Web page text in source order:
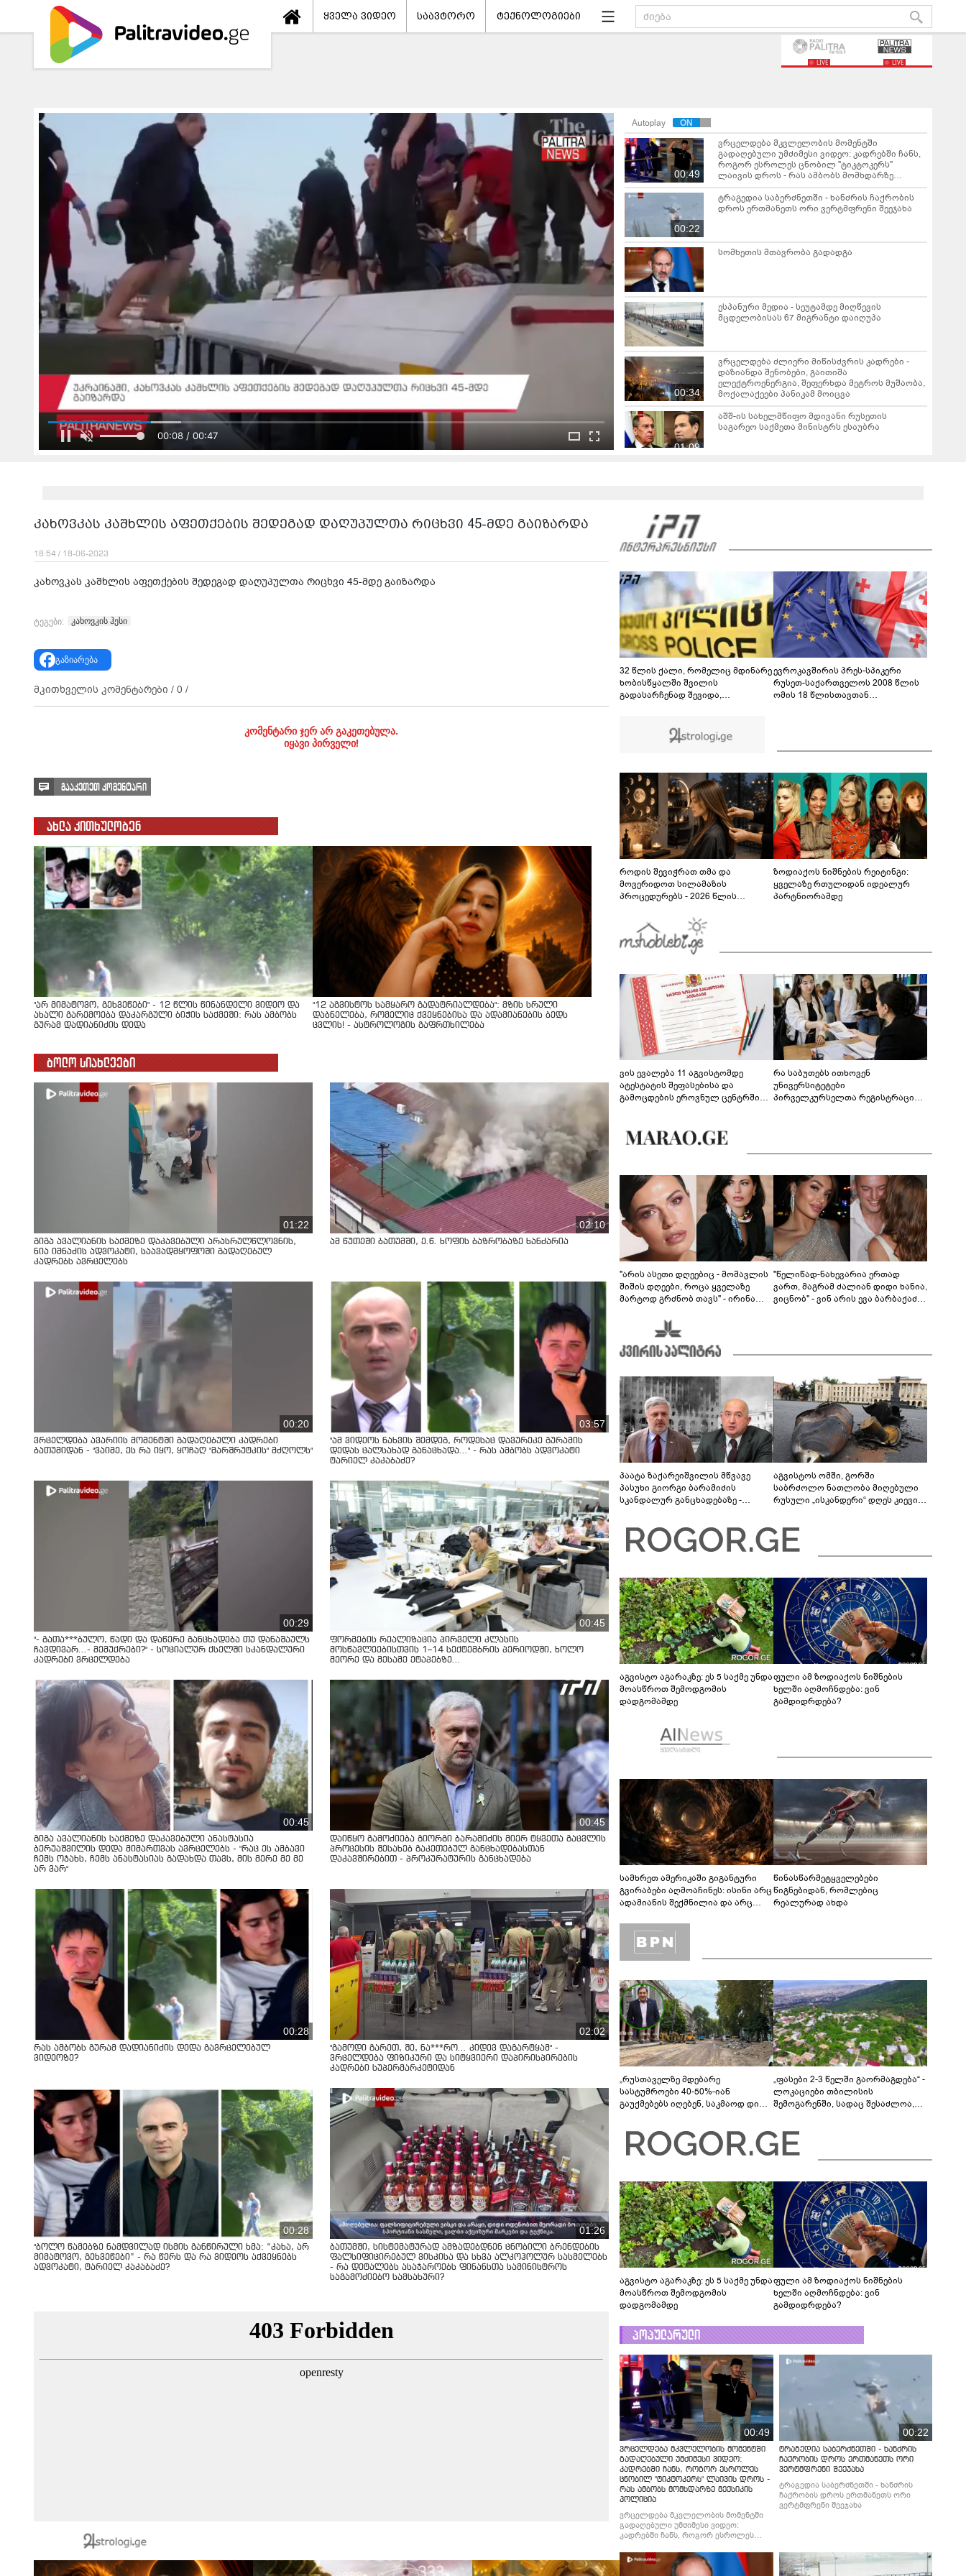
ყველა ვიდეო საავტორო ტექნოლოგიები
LIVE LIVE
00:08 / 00:47
Autoplay
00:49
ვრცელდება მკვლელობის მომენტში
გადაღებული უმძიმესი ვიდეო: კადრებში ჩანს,
როგორ ესროლეს ცნობილ "ტიკტოკერს"
ლაივის დროს - რას ამბობს მომხდარზე
მექსიკის პოლიცია
00:22
ტრაგედია საბერძნეთში - ხანძრის ჩაქრობის
დროს ერთმანეთს ორი ვერტმფრენი შეეჯახა
სომხეთის მთავრობა გადადგა
ესპანური მედია - სეუტამდე მიღწევის
მცდელობისას 67 მიგრანტი დაიღუპა
00:34
ვრცელდება ძლიერი მიწისძვრის კადრები -
დაზიანდა შენობები, გაითიშა
ელექტროენერგია, შეფერხდა მეტროს მუშაობა,
მოქალაქეები პანიკამ მოიცვა
01:09
აშშ-ის სახელმწიფო მდივანი რუსეთის
საგარეო საქმეთა მინისტრს ესაუბრა
00:41
მადრიდის ჩრდილოეთით მდებარე
გვადალახარას პროვინციაში გაჩენილმა
ხანძარმა 12000 ჰექტარი ფართობი მოიცვა
00:54
მალარიის შემთხვევები ევროპის ერთ-ერთ დიდ
აეროპორტში - რამდენად დიდია საფრთხე და
რას წერს მედია?
კახოვკას კაშხლის აფეთქების შედეგად დაღუპულთა რიცხვი 45-მდე გაიზარდა
18:54 / 18-06-2023
კახოვკას კაშხლის აფეთქების შედეგად დაღუპულთა რიცხვი 45-მდე გაიზარდა
ტეგები: კახოვკის ჰესი
გაზიარება
მკითხველის კომენტარები / 0 /
კომენტარი ჯერ არ გაკეთებულა.
იყავი პირველი!
გააკეთეთ კომენტარი
ახლა კითხულობენ
"არ მიმატოვო, გეხვეწები" - 12 წლის წინანდელი ვიდეო და
ახალი გარემოება დაკარგული ბიჭის საქმეში: რას ამბობს
გურამ დადიანიძის დედა
"12 აგვისტოს სამყარო გადატრიალდება": მზის სრული
დაბნელება, რომელიც ქვეყნებისა და ადამიანების ბედს
ცვლის! - ასტროლოგის გაფრთხილება
ბოლო სიახლეები
01:22
გიგა ავალიანის საქმეზე დაკავებული არასრულწლოვნის,
ნია იმნაძის ადვოკატი, საავადმყოფოში გადაღებულ
კადრებს ავრცელებს
02:10
ამ წუთეში ბათუმში, ე.წ. ხოფის ბაზრობაზე ხანძარია
00:20
ვრცელდება ავარიის მომენტში გადაღებული კადრები
ბათუმიდან - "ვაიმე, ეს რა იყო, ყოჩაღ "მარშრუტკის" მძღოლს"
03:57
"ამ ვიდეოს ნახვის შემდეგ, როდესაც დავურეკე გურამის
დედას ცალსახად განაცხადა..." - რას ამბობს ადვოკატი
ტარიელ კაკაბაძე?
00:29
"- გათა***ბულო, წადი და დაწერე განცხადება თუ დანაშაულს
ჩავდივარ...- მემუქრები?" - სოციალურ ქსელში სკანდალური
კადრები ვრცელდება
00:45
ფორმების რეალიზაცია პირველი კლასის
მოსწავლეებისთვის 1–14 სექტემბრის პერიოდში, ხოლო
მეორე და მესამე ეტაპებზე...
00:45
გიგა ავალიანის საქმეზე დაკავებული ანასტასია
ბერუაშვილის დედა მიმართვას ავრცელებს - "რაც ეს ამბავი
ჩემს ოჯახს, ჩემს ანასტასიას გადახდა თავს, მის მერე მე მე
არ ვარ"
00:45
დაიწყო გამოძიება გიორგი ბარამიძის მიერ ტყვეთა გაცვლის
პროცესის შესახებ გაკეთებულ განცხადებასთან
დაკავშირებით - პროკურატურის განცხადება
00:28
რას ამბობს გურამ დადიანიძის დედა გავრცელებულ
ვიდეოზე?
02:02
"გამოდი გარეთ, შე, ნა***რო... კიდევ დაგარტყამ" -
ვრცელდება ფიზიკური და სიტყვიერი დაპირისპირების
კადრები სუპერმარკეტიდან
00:28
"ბოლო წამებზე ნამდვილად ისმის განწირული ხმა: “კახა, არ
მიმატოვო, გეხვეწები” - რა წერს და რა ვიდეოს აქვეყნებს
ადვოკატი, ტარიელ კაკაბაძე?
01:26
ბათუმში, სისტემატურად ამზადებდნენ ცნობილი ბრენდების
ფალსიფიცირებულ ვისკისა და სხვა ალკოჰოლურ სასმელებს
- რა დეტალებს ასაჯაროებს ფინანსთა სამინისტროს
საგამოძიებო სამსახური?
32 წლის ქალი, რომელიც მდინარე
ხობისწყალში შვილის
გადასარჩენად შევიდა,
ევროკავშირის პრეს-სპიკერი
რუსეთ-საქართველოს 2008 წლის
ომის 18 წლისთავთან
როდის შევიჭრათ თმა და
მოვერიდოთ სილამაზის
პროცედურებს - 2026 წლის
გზამკვლევი
ზოდიაქოს ნიშნების რეიტინგი:
ყველაზე რთულიდან იდეალურ
პარტნიორამდე
ვის ევალება 11 აგვისტომდე
ატესტატის შეფასებისა და
გამოცდების ეროვნულ ცენტრში
რა საბუთებს ითხოვენ
უნივერსიტეტები
პირველკურსელთა რეგისტრაციის
"არის ასეთი დღეებიც - მომავლის
შიშის დღეები, როცა ყველაზე
მარტოდ გრძნობ თავს" - ირინა
"წელიწად-ნახევარია ერთად
ვართ, მაგრამ ძალიან დიდი ხანია,
ვიცნობ" - ვინ არის ევა ბარბაქაძის
პაატა ზაქარეიშვილის მწვავე
პასუხი გიორგი ბარამიძის
სკანდალურ განცხადებაზე -
გადმოვასვენე... ბარამიძე კი
ტყუის"
აგვისტოს ომში, გორში
საბრძოლო ნათლობა მიღებული
რუსული „ისკანდერი“ დღეს კიევის
აგვისტო აგარაკზე: ეს 5 საქმე უნდა
მოასწროთ შემოდგომის
დადგომამდე
ფული ამ ზოდიაქოს ნიშნების
ხელში აღმოჩნდება: ვინ
გამდიდრდება?
სამხრეთ ამერიკაში გიგანტური
გვირაბები აღმოაჩინეს: ისინი არც
ადამიანის შექმნილია და არც
ლაბირინთები?
წინასწარმეტყველებები
წიგნებიდან, რომლებიც
რეალურად ახდა
„რუსთაველზე მდებარე
სასტუმროები 40-50%-იან
გაუქმებებს იღებენ, საკმაოდ დიდი
შეხვდებოდა“
„ფასები 2-3 წელში გაორმაგდება“ -
ლოკაციები თბილისის
შემოგარენში, სადაც შესაძლოა,
აგვისტო აგარაკზე: ეს 5 საქმე უნდა
მოასწროთ შემოდგომის
დადგომამდე
ფული ამ ზოდიაქოს ნიშნების
ხელში აღმოჩნდება: ვინ
გამდიდრდება?
პოპულარული
00:49
ვრცელდება მკვლელობის მომენტში
გადაღებული უმძიმესი ვიდეო:
კადრებში ჩანს, როგორ ესროლეს
ცნობილ "ტიკტოკერს" ლაივის დროს -
რას ამბობს მომხდარზე მექსიკის
პოლიცია
ვრცელდება მკვლელობის მომენტში
გადაღებული უმძიმესი ვიდეო:
კადრებში ჩანს, როგორ ესროლეს
რას ამბობს მომხდარზე მექსიკის
პოლიცია
00:22
ტრაგედია საბერძნეთში - ხანძრის
ჩაქრობის დროს ერთმანეთს ორი
ვერტმფრენი შეეჯახა
ტრაგედია საბერძნეთში - ხანძრის
ჩაქრობის დროს ერთმანეთს ორი
ვერტმფრენი შეეჯახა